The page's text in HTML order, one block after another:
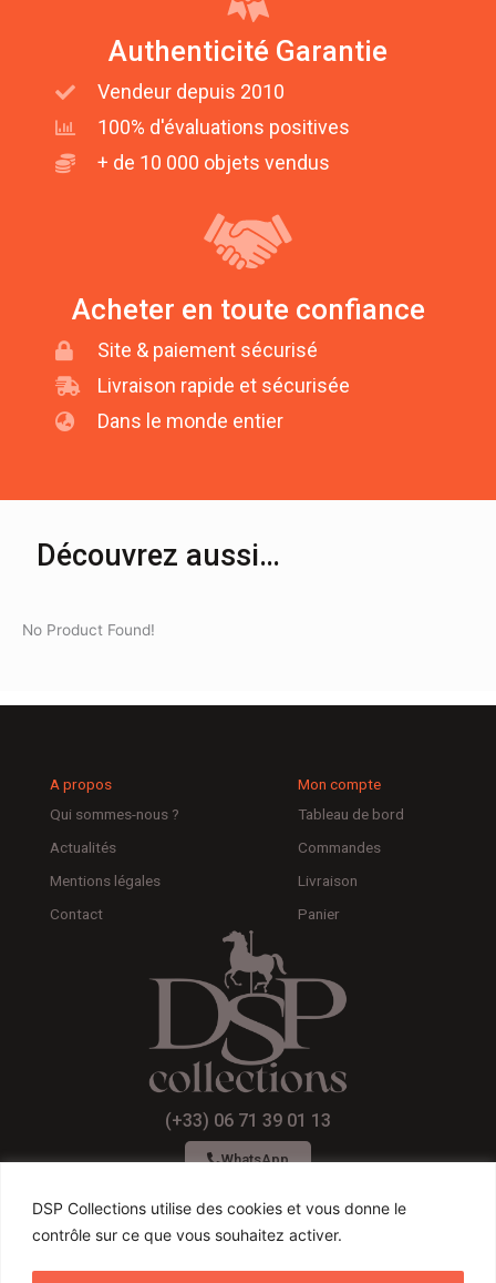
DSP Collections utilise des cookies et vous donne le
contrôle sur ce que vous souhaitez activer.
Authenticité Garantie
Vendeur depuis 2010
100% d'évaluations positives
+ de 10 000 objets vendus
Acheter en toute confiance
Site & paiement sécurisé
Livraison rapide et sécurisée
Dans le monde entier
Découvrez aussi…
No Product Found!
A propos
Qui sommes-nous ?
Actualités
Mentions légales
Contact
Mon compte
Tableau de bord
Commandes
Livraison
Panier
(+33) 06 71 39 01 13
WhatsApp